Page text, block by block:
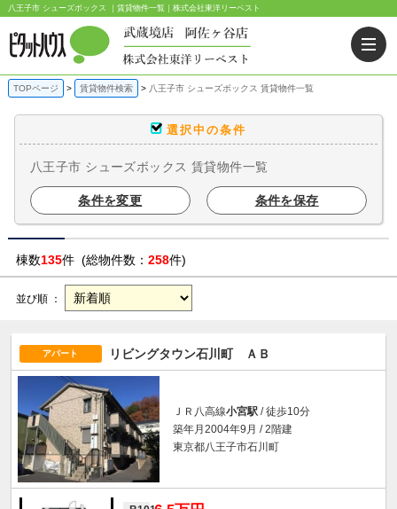
八王子市 シューズボックス ｜賃貸物件一覧｜株式会社東洋リーベスト
TOPページ 賃貸物件検索 八王子市 シューズボックス 賃貸物件一覧
選択中の条件
八王子市 シューズボックス 賃貸物件一覧
条件を変更 条件を保存
棟数135件 (総物件数： 258件)
並び順 ：
アパート リビングタウン石川町 ＡＢ
ＪＲ八高線小宮駅 / 徒歩10分
築年月2004年9月 / 2階建
東京都八王子市石川町